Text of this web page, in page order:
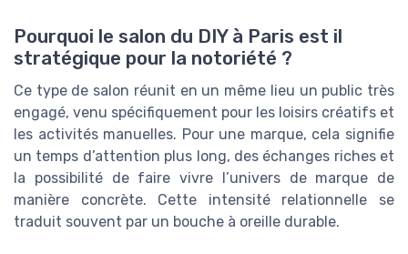
Pourquoi le salon du DIY à Paris est il
stratégique pour la notoriété ?
Ce type de salon réunit en un même lieu un public très
engagé, venu spécifiquement pour les loisirs créatifs et
les activités manuelles. Pour une marque, cela signifie
un temps d’attention plus long, des échanges riches et
la possibilité de faire vivre l’univers de marque de
manière concrète. Cette intensité relationnelle se
traduit souvent par un bouche à oreille durable.